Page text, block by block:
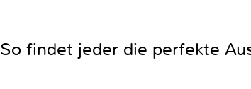
So findet jeder die perfekte